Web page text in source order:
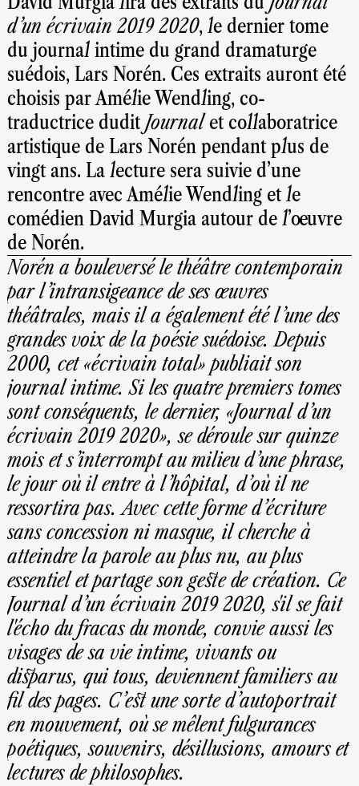
d’un écrivain 2019 2020, le dernier tome
du journal intime du grand dramaturge
suédois, Lars Norén. Ces extraits auront été
choisis par Amélie Wendling, co-
traductrice duditJournalet collaboratrice
artistique de Lars Norén pendant plus de
vingt ans. La lecture sera suivie d’une
rencontre avec Amélie Wendling et le
comédien David Murgia autour de l’œuvre
de Norén.
Norén a bouleversé le théâtre contemporain
par l’intransigeance de ses œuvres
théâtrales, mais il a également été l’une des
grandes voix de la poésie suédoise. Depuis
2000, cet «écrivain total» publiait son
journal intime. Si les quatre premiers tomes
sont conséquents, le dernier, «Journal d’un
écrivain 2019 2020», se déroule sur quinze
mois et s’interrompt au milieu d’une phrase,
le jour où il entre à l’hôpital, d’où il ne
ressortira pas. Avec cette forme d’écriture
sans concession ni masque, il cherche à
atteindre la parole au plus nu, au plus
essentiel et partage son geste de création. Ce
Journal d’un écrivain 2019 2020, s'il se fait
l'écho du fracas du monde, convie aussi les
visages de sa vie intime, vivants ou
disparus, qui tous, deviennent familiers au
fil des pages. C’est une sorte d’autoportrait
en mouvement, où se mêlent fulgurances
poétiques, souvenirs, désillusions, amours et
lectures de philosophes.